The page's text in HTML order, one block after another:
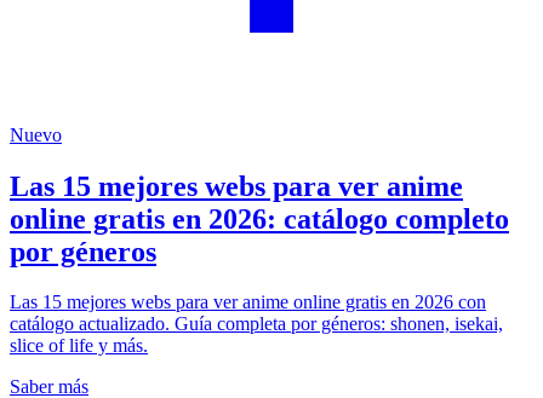
Nuevo
Las 15 mejores webs para ver anime
online gratis en 2026: catálogo completo
por géneros
Las 15 mejores webs para ver anime online gratis en 2026 con
catálogo actualizado. Guía completa por géneros: shonen, isekai,
slice of life y más.
Saber más